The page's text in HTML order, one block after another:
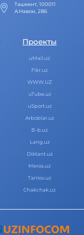
Ташкент, 100011
А.Навои, 28Б
Проекты
uMail.uz
Fikr.uz
WWW.UZ
uTube.uz
uSport.uz
Arboblar.uz
B-b.uz
Lang.uz
Diktant.uz
Meros.uz
Tanlov.uz
Chakchak.uz